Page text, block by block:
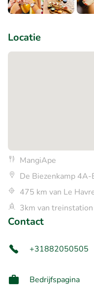
Locatie
MangiApe
De Biezenkamp
475 km van Le
3km van treinstation
Contact
+31882050505
Bedrijfspagina